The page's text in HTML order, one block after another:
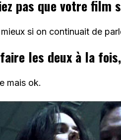
pas que votre film
si on continuait de
les deux à la
mais ok.